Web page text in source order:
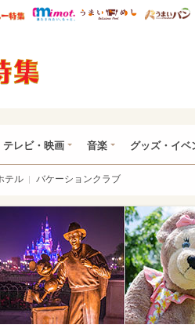
マ* ウレぴあ総研 ディズニー特集
mimot. うまいめし
テレビ・映画 音楽 グッズ・イベ
テル バケーションクラブ